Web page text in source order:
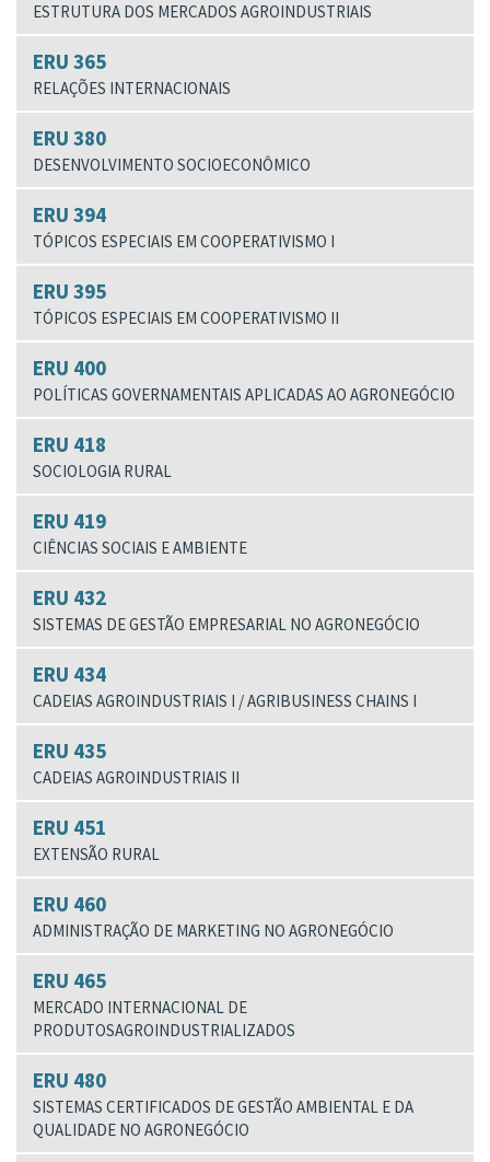
ESTRUTURA DOS MERCADOS AGROINDUSTRIAIS
ERU 365
RELAÇÕES INTERNACIONAIS
ERU 380
DESENVOLVIMENTO SOCIOECONÔMICO
ERU 394
TÓPICOS ESPECIAIS EM COOPERATIVISMO I
ERU 395
TÓPICOS ESPECIAIS EM COOPERATIVISMO II
ERU 400
POLÍTICAS GOVERNAMENTAIS APLICADAS AO AGRONEGÓCIO
ERU 418
SOCIOLOGIA RURAL
ERU 419
CIÊNCIAS SOCIAIS E AMBIENTE
ERU 432
SISTEMAS DE GESTÃO EMPRESARIAL NO AGRONEGÓCIO
ERU 434
CADEIAS AGROINDUSTRIAIS I / AGRIBUSINESS CHAINS I
ERU 435
CADEIAS AGROINDUSTRIAIS II
ERU 451
EXTENSÃO RURAL
ERU 460
ADMINISTRAÇÃO DE MARKETING NO AGRONEGÓCIO
ERU 465
MERCADO INTERNACIONAL DE
PRODUTOSAGROINDUSTRIALIZADOS
ERU 480
SISTEMAS CERTIFICADOS DE GESTÃO AMBIENTAL E DA
QUALIDADE NO AGRONEGÓCIO